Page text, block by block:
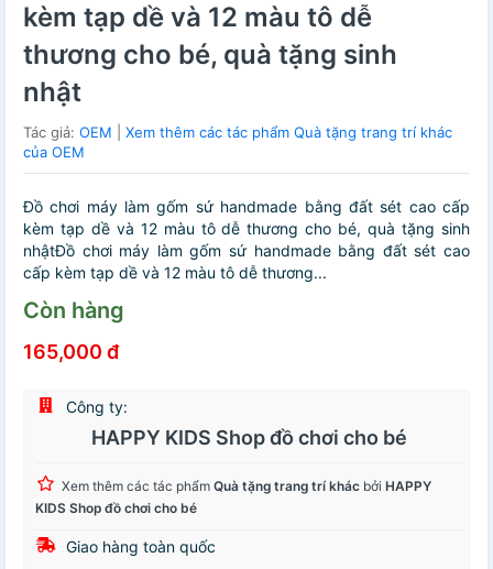
kèm tạp dề và 12 màu tô dễ
thương cho bé, quà tặng sinh
nhật
Tác giả: OEM
Xem thêm các tác phẩm Quà tặng trang trí khác
của OEM
Đồ chơi máy làm gốm sứ handmade bằng đất sét cao cấp
kèm tạp dề và 12 màu tô dễ thương cho bé, quà tặng sinh
nhậtĐồ chơi máy làm gốm sứ handmade bằng đất sét cao
cấp kèm tạp dề và 12 màu tô dễ thương...
Còn hàng
165,000 đ
Công ty:
HAPPY KIDS Shop đồ chơi cho bé
Xem thêm các tác phẩm Quà tặng trang trí khác bởi HAPPY
KIDS Shop đồ chơi cho bé
Giao hàng toàn quốc